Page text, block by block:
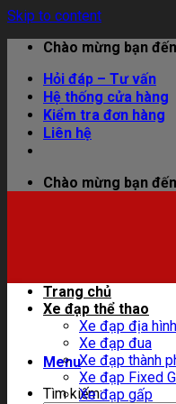
Skip to content
Chào mừng bạn
Hỏi đáp – Tư vấn
Hệ thống cửa hàng
Kiểm tra đơn hàng
Liên hệ
Chào mừng bạn
Menu
Tìm kiếm:
Trang chủ
Xe đạp thể thao
Xe đạp địa hình
Xe đạp đua
Xe đạp thành
Xe đạp Fixed
Xe đạp gấp